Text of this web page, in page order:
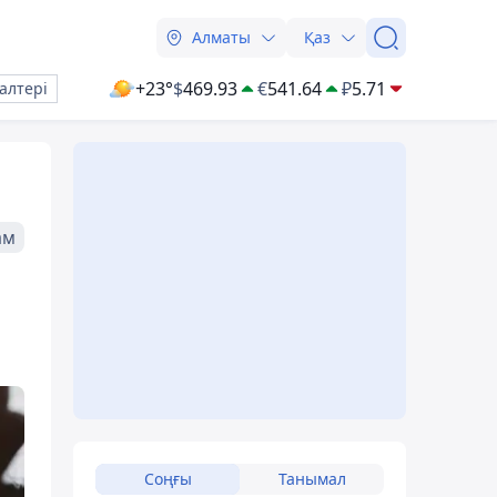
Алматы Қаз
+23°$469.93 €541.64 ₽5.71
Соңғы Танымал